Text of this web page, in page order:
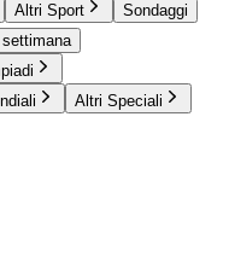
Altri Sport
Sondaggi
Altri Speciali